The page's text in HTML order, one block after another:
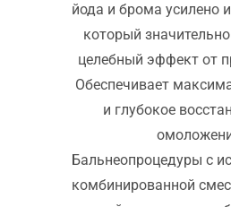
йода и брома усилено
который
целебный эффект от
Обеспечивает
и глубокое
Бальнеопроцедуры с
комбинированной